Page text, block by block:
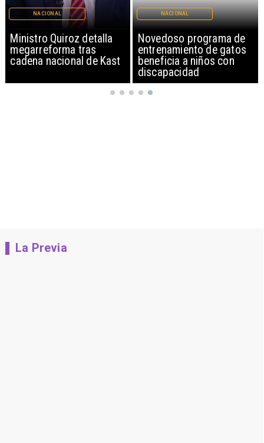
Novedoso programa de
entrenamiento de gatos
beneficia a niños con
NACIONAL
Alarmante hábito en
jóvenes de 13 a 15 años
según encuesta del
Minsal
NACIONAL
La Previa